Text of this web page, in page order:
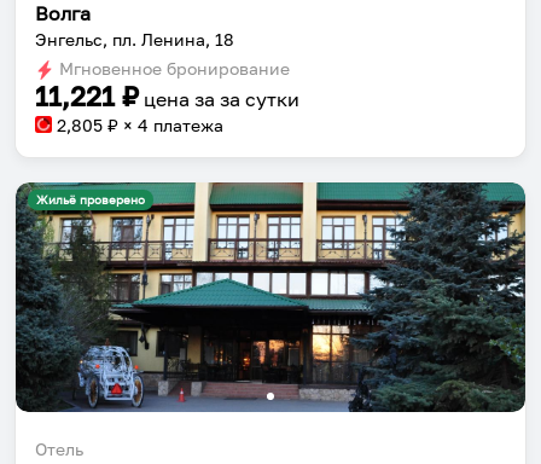
Волга
Энгельс, пл. Ленина, 18
Мгновенное бронирование
11,221₽ цена за за сутки
2,805 ₽ × 4 платежа
Жильё проверено
Отель